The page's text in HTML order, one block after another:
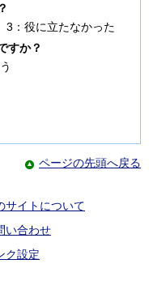
3：役に立たなかった
すか？
ページの先頭へ戻る
サイトについて
い合わせ
ク設定